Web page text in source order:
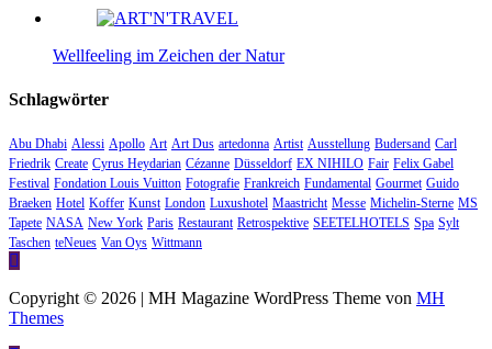
Wellfeeling im Zeichen der Natur
Schlagwörter
Abu Dhabi Alessi Apollo Art Art Dus artedonna Artist Ausstellung Budersand Carl
Friedrik Create Cyrus Heydarian Cézanne Düsseldorf EX NIHILO Fair Felix Gabel
Festival Fondation Louis Vuitton Fotografie Frankreich Fundamental Gourmet Guido
Braeken Hotel Koffer Kunst London Luxushotel Maastricht Messe Michelin-Sterne MS
Tapete NASA New York Paris Restaurant Retrospektive SEETELHOTELS Spa Sylt
Taschen teNeues Van Oys Wittmann
Copyright © 2026 | MH Magazine WordPress Theme von MH
Themes